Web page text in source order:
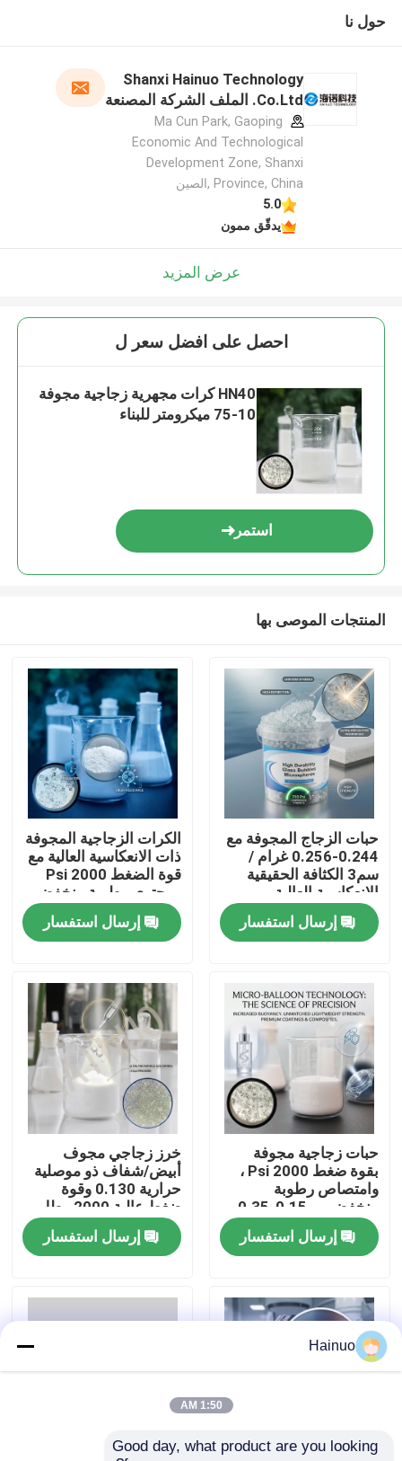
منزل
المنتجات
عرض الواقع الافتراضي
حول بنا
جولة في المعمل
ضبط الجودة
أخبار
مجهرية زجاجية مجوفة
حول نا
Shanxi Hainuo Technology
Co.Ltd. الملف الشركة المصنعة
Ma Cun Park, Gaoping
Economic And Technological
Development Zone, Shanxi
Province, China ,الصين
5.0
يدقّق ممون
عرض المزيد
احصل على افضل سعر ل
HN40 كرات مجهرية زجاجية مجوفة
10-75 ميكرومتر للبناء
استمر
المنتجات الموصى بها
حبات الزجاج المجوفة مع
0.244-0.256 غرام /
سم3 الكثافة الحقيقية
الانعكاسية العالية و
انخفاض امتصاص
الرطوبة للتطبيقات
الصناعية
إرسال استفسار
الكرات الزجاجية المجوفة
ذات الانعكاسية العالية مع
قوة الضغط 2000 Psi
ومحتوى رطوبة منخفض
للتطبيقات الصناعية
إرسال استفسار
حبات زجاجية مجوفة
بقوة ضغط 2000 Psi ،
وامتصاص رطوبة
منخفض ، و 0.15-0.35
غرام / سم 3 كثافة الكتلة
للتطبيقات الصناعية
إرسال استفسار
خرز زجاجي مجوف
أبيض/شفاف ذو موصلية
حرارية 0.130 وقوة
ضغط عالية 2000 رطل
لكل بوصة مربعة للطلاء
والعزلإرسال استفسار
Hainuo
1:50 AM
Good day, what product are you looking